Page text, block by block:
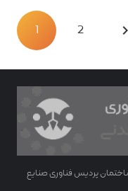
1 2
پردیس فناوری صنایع